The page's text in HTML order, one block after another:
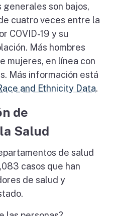
son bajos,
cuatro veces entre la
COVID-19 y su
Más hombres
mujeres, en línea con
Más información está
and Ethnicity Data.
de
Salud
de salud
casos que han
de salud y